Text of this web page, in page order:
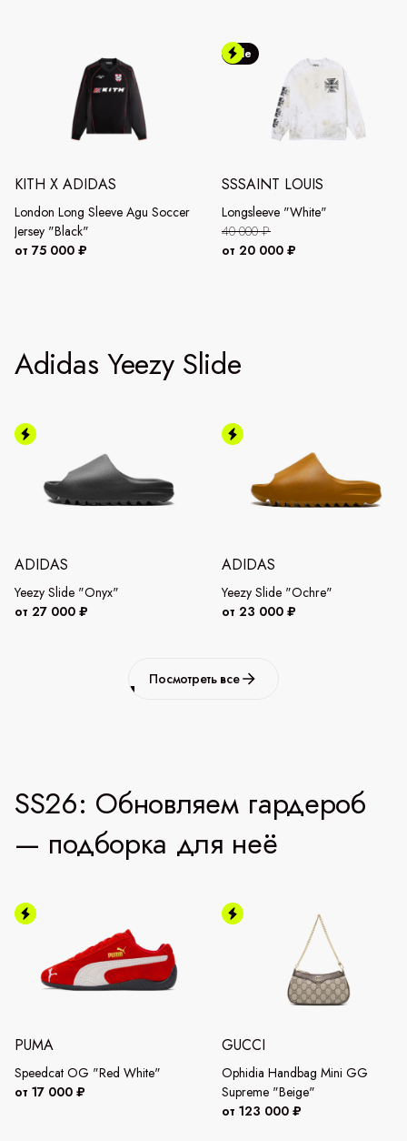
KITH X ADIDAS
London Long Sleeve Agu Soccer
Jersey "Black"
от 75 000 ₽
Sale
SSSAINT LOUIS
Longsleeve "White"
40 000 ₽
от 20 000 ₽
Adidas Yeezy Slide
ADIDAS
Yeezy Slide "Onyx"
от 27 000 ₽
ADIDAS
Yeezy Slide "Ochre"
от 23 000 ₽
Посмотреть все
SS26: Обновляем гардероб
— подборка для неё
PUMA
Speedcat OG "Red White"
от 17 000 ₽
GUCCI
Ophidia Handbag Mini GG
Supreme "Beige"
от 123 000 ₽